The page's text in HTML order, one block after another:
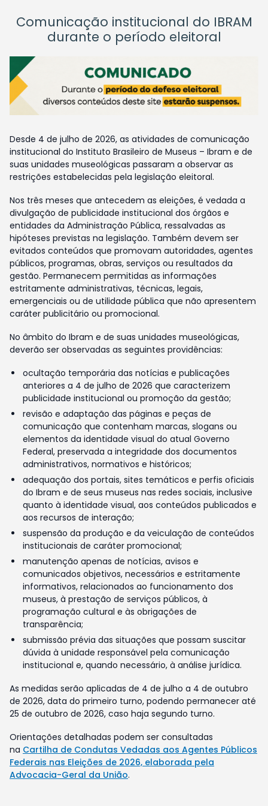
Comunicação institucional do IBRAM
durante o período eleitoral
Desde 4 de julho de 2026, as atividades de comunicação
institucional do Instituto Brasileiro de Museus – Ibram e de
suas unidades museológicas passaram a observar as
restrições estabelecidas pela legislação eleitoral.
Nos três meses que antecedem as eleições, é vedada a
divulgação de publicidade institucional dos órgãos e
entidades da Administração Pública, ressalvadas as
hipóteses previstas na legislação. Também devem ser
evitados conteúdos que promovam autoridades, agentes
públicos, programas, obras, serviços ou resultados da
gestão. Permanecem permitidas as informações
estritamente administrativas, técnicas, legais,
emergenciais ou de utilidade pública que não apresentem
caráter publicitário ou promocional.
No âmbito do Ibram e de suas unidades museológicas,
deverão ser observadas as seguintes providências:
ocultação temporária das notícias e publicações
anteriores a 4 de julho de 2026 que caracterizem
publicidade institucional ou promoção da gestão;
revisão e adaptação das páginas e peças de
comunicação que contenham marcas, slogans ou
elementos da identidade visual do atual Governo
Federal, preservada a integridade dos documentos
administrativos, normativos e históricos;
adequação dos portais, sites temáticos e perfis oficiais
do Ibram e de seus museus nas redes sociais, inclusive
quanto à identidade visual, aos conteúdos publicados e
aos recursos de interação;
suspensão da produção e da veiculação de conteúdos
institucionais de caráter promocional;
manutenção apenas de notícias, avisos e
comunicados objetivos, necessários e estritamente
informativos, relacionados ao funcionamento dos
museus, à prestação de serviços públicos, à
programação cultural e às obrigações de
transparência;
submissão prévia das situações que possam suscitar
dúvida à unidade responsável pela comunicação
institucional e, quando necessário, à análise jurídica.
As medidas serão aplicadas de 4 de julho a 4 de outubro
de 2026, data do primeiro turno, podendo permanecer até
25 de outubro de 2026, caso haja segundo turno.
Orientações detalhadas podem ser consultadas
na Cartilha de Condutas Vedadas aos Agentes Públicos
Federais nas Eleições de 2026, elaborada pela
Advocacia-Geral da União.